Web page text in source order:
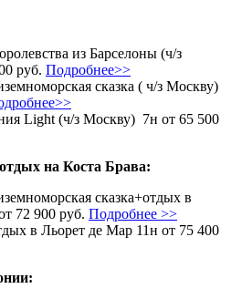
из Барселоны (ч/з
руб. Подробнее>>
сказка ( ч/з Москву)
Light (ч/з Москву) 7н от 65 500
на Коста Брава:
сказка+отдых в
72 900 руб. Подробнее >>
в Льорет де Мар 11н от 75 400